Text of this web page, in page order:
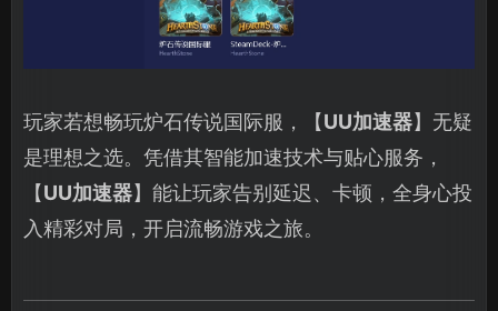
玩家若想畅玩炉石传说国际服，【UU加速器】无疑
是理想之选。凭借其智能加速技术与贴心服务，
【UU加速器】能让玩家告别延迟、卡顿，全身心投
入精彩对局，开启流畅游戏之旅。